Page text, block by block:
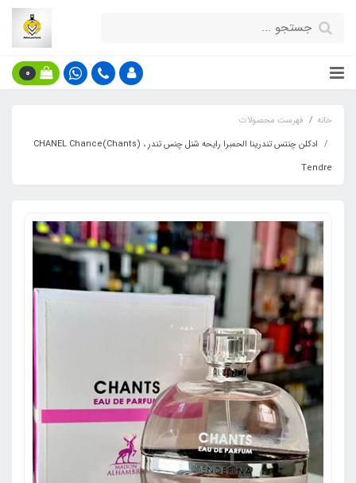
0
خانه
فهرست محصولات
ادکلن چنتس تندرینا الحمبرا رایحه شنل چنس تندر ، CHANEL Chance(Chants)
Tendre